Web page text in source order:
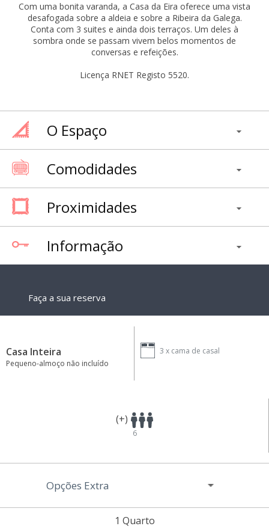
Com uma bonita varanda, a Casa da Eira oferece uma vista
desafogada sobre a aldeia e sobre a Ribeira da Galega.
Conta com 3 suites e ainda dois terraços. Um deles à
sombra onde se passam vivem belos momentos de
conversas e refeições.
Licença RNET Registo 5520.
O Espaço
Comodidades
Proximidades
Informação
Faça a sua reserva
Casa Inteira
Pequeno-almoço não incluído
3 x cama de casal
(+)
6
1 Quarto
Opções Extra